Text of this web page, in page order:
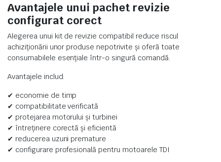
Avantajele unui pachet revizie
configurat corect
Alegerea unui kit de revizie compatibil reduce riscul
achiziționării unor produse nepotrivite și oferă toate
consumabilele esențiale într-o singură comandă.
Avantajele includ:
✔ economie de timp
✔ compatibilitate verificată
✔ protejarea motorului și turbinei
✔ întreținere corectă și eficientă
✔ reducerea uzurii premature
✔ configurare profesională pentru motoarele TDI